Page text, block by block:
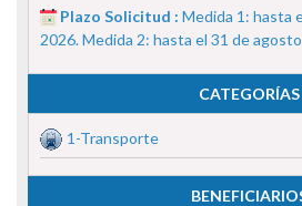
Plazo Solicitud : Medida 1: hasta
2026. Medida 2: hasta el 31 de
CATEGORÍAS
1-Transporte